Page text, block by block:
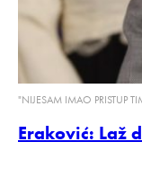
"NIJESAM IMAO PRISTUP
Eraković: Laž